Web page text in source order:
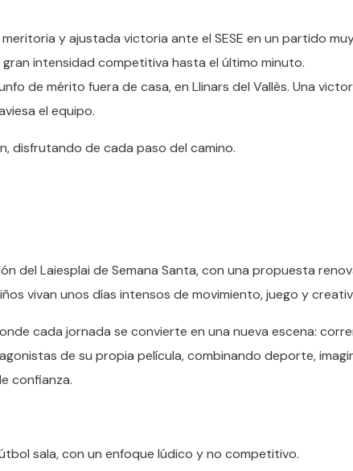
y ajustada victoria ante el SESE en un partido
intensidad competitiva hasta el último minuto.
de mérito fuera de casa, en Llinars del Vallès. Una
el equipo.
disfrutando de cada paso del camino.
del Laiesplai de Semana Santa, con una propuesta
vivan unos días intensos de movimiento, juego y
cada jornada se convierte en una nueva escena:
de su propia película, combinando deporte,
confianza.
sala, con un enfoque lúdico y no competitivo.